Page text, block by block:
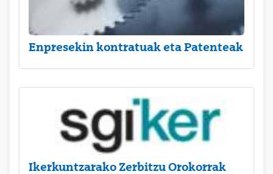
Enpresekin kontratuak eta Patenteak
Ikerkuntzarako Zerbitzu Orokorrak